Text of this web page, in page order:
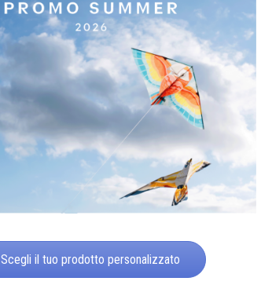
Scegli il tuo prodotto personalizzato